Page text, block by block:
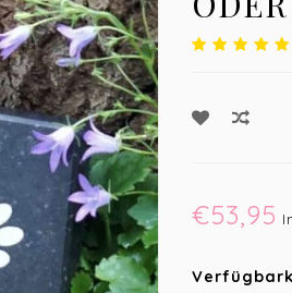
€53,95